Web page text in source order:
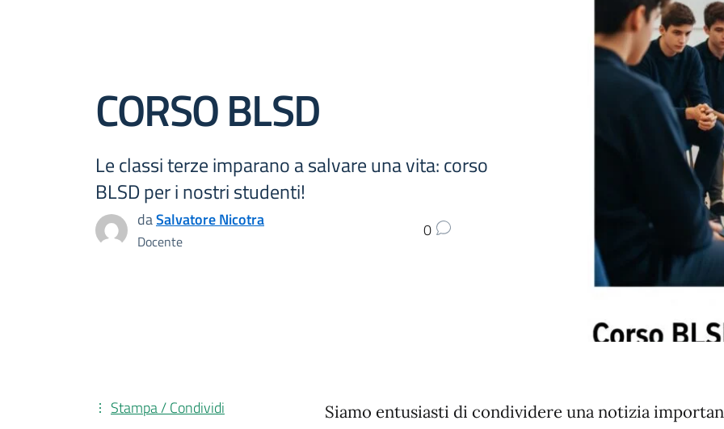
CORSO BLSD
Le classi terze imparano a salvare una vita: corso
BLSD per i nostri studenti!
daSalvatore Nicotra
Docente
0
Siamo entusiasti di condividere una notizia
Stampa / Condividi